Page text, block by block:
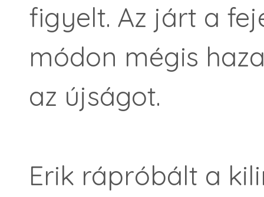
figyelt. Az járt a
módon mégis
az újságot.
Erik rápróbált a